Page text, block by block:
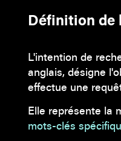
Définition de
L'intention de
anglais, désigne
effectue une
Elle représente la
mots-clés